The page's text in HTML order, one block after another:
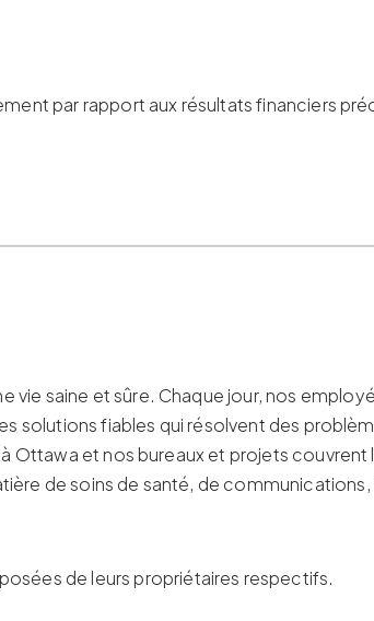
par rapport aux résultats financiers
vie saine et sûre. Chaque jour, nos
solutions fiables qui résolvent des
Ottawa et nos bureaux et projets
de soins de santé, de
de leurs propriétaires respectifs.